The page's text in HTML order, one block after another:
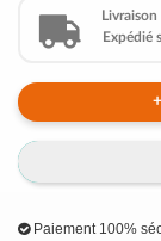
Expédié
Paiement 100%